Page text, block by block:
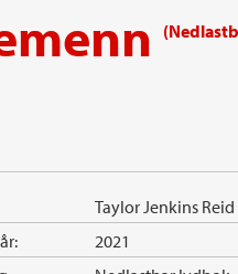
Taylor Jenkins Reid
2021